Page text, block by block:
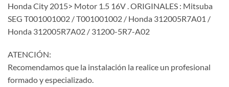
Honda City 2015> Motor 1.5 16V . ORIGINALES : Mitsuba
SEG T001001002 / T001001002 / Honda 312005R7A01 /
Honda 312005R7A02 / 31200-5R7-A02
ATENCIÓN:
Recomendamos que la instalación la realice un profesional
formado y especializado.